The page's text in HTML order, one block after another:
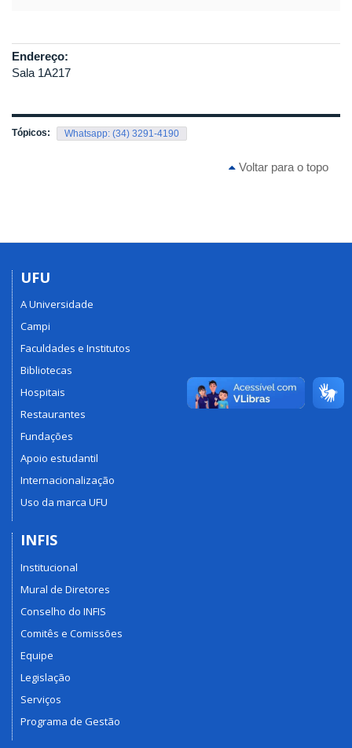
Endereço:
Sala 1A217
Tópicos: Whatsapp: (34) 3291-4190
Voltar para o topo
UFU
A Universidade
Campi
Faculdades e Institutos
Bibliotecas
Hospitais
Restaurantes
Fundações
Apoio estudantil
Internacionalização
Uso da marca UFU
INFIS
Institucional
Mural de Diretores
Conselho do INFIS
Comitês e Comissões
Equipe
Legislação
Serviços
Programa de Gestão